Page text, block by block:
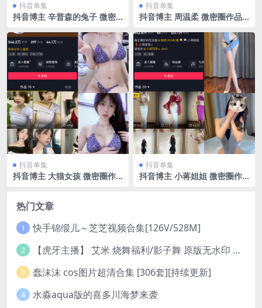
抖音单集
抖音博主 辛普森的兔子 微密
V】最新至：2024.3.13
抖音单集
抖音博主 周温柔 微密圈作品
最新至：2023.10.10
抖音单集
抖音博主 大猫女孩 微密圈作
抖音单集
抖音博主 小蒋姐姐 微密圈作
热门文章
1 快手锦缎儿～芝芝视频合集[126V/528M]
2 【虎牙主播】 艾米 烧舞福利/影子舞 原版无水印 （1v/130m）
3 蠢沫沫 cos图片超清合集 [306套][持续更新]
4 水淼aqua版的喜多川海梦来袭